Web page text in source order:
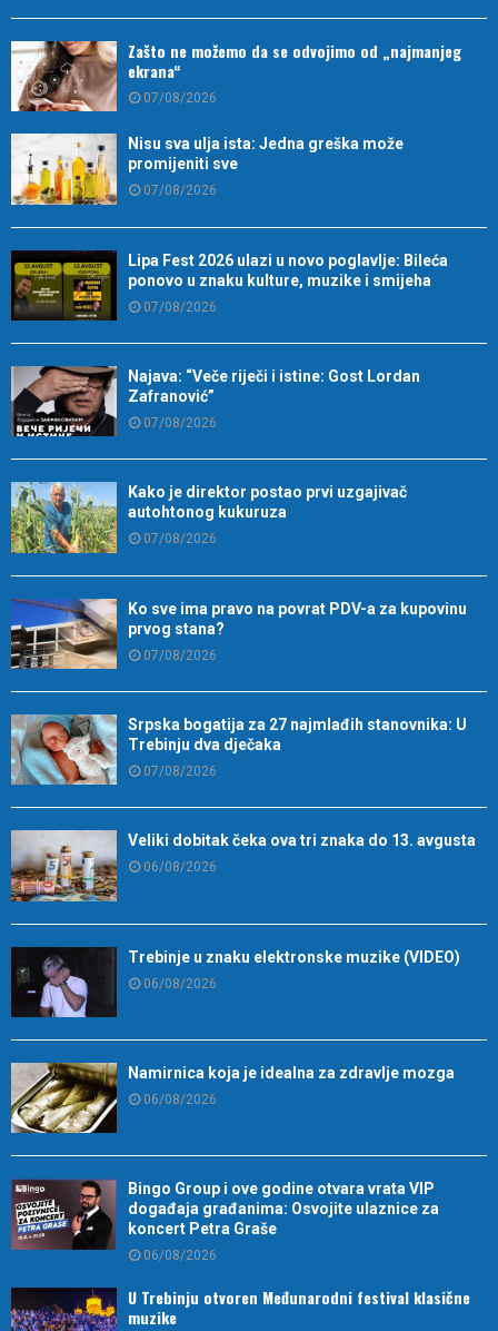
Zašto ne možemo da se odvojimo od „najmanjeg
ekrana“
07/08/2026
Nisu sva ulja ista: Jedna greška može
promijeniti sve
07/08/2026
Lipa Fest 2026 ulazi u novo poglavlje: Bileća
ponovo u znaku kulture, muzike i smijeha
07/08/2026
Najava: “Veče riječi i istine: Gost Lordan
Zafranović”
07/08/2026
Kako je direktor postao prvi uzgajivač
autohtonog kukuruza
07/08/2026
Ko sve ima pravo na povrat PDV-a za kupovinu
prvog stana?
07/08/2026
Srpska bogatija za 27 najmlađih stanovnika: U
Trebinju dva dječaka
07/08/2026
Veliki dobitak čeka ova tri znaka do 13. avgusta
06/08/2026
Trebinje u znaku elektronske muzike (VIDEO)
06/08/2026
Namirnica koja je idealna za zdravlje mozga
06/08/2026
Bingo Group i ove godine otvara vrata VIP
događaja građanima: Osvojite ulaznice za
koncert Petra Graše
06/08/2026
U Trebinju otvoren Međunarodni festival klasične
muzike